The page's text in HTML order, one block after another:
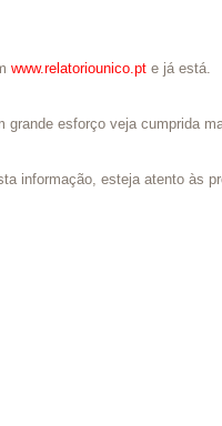
www.relatoriounico.pt e já está.
grande esforço veja cumprida
informação, esteja atento às